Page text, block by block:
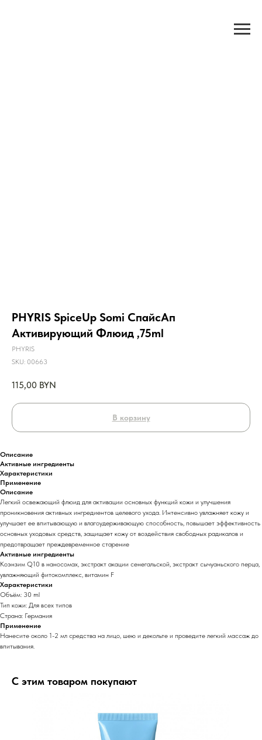
PHYRIS SpiceUp Somi СпайсАп
Активирующий Флюид ,75ml
PHYRIS
SKU: 00663
115,00 BYN
В корзину
Описание
Активные ингредиенты
Характеристики
Применение
Описание
Легкий освежающий флюид для активации основных функций кожи и улучшения
проникновения активных ингредиентов целевого ухода. Интенсивно увлажняет кожу и
улучшает ее впитывающую и влагоудерживающую способность, повышает эффективность
основных уходовых средств, защищает кожу от воздействия свободных радикалов и
предотвращает преждевременное старение
Активные ингредиенты
Коэнзим Q10 в наносомах, экстракт акации сенегальской, экстракт сычуаньского перца,
увлажняющий фитокомплекс, витамин F
Характеристики
Объём: 30 ml
Тип кожи: Для всех типов
Страна: Германия
Применение
Нанесите около 1-2 мл средства на лицо, шею и декольте и проведите легкий массаж до
впитывания.
С этим товаром покупают